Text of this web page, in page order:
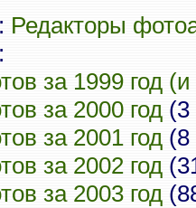
Редакторы
за 1999 год
за 2000 год (3
за 2001 год (8
за 2002 год
за 2003 год